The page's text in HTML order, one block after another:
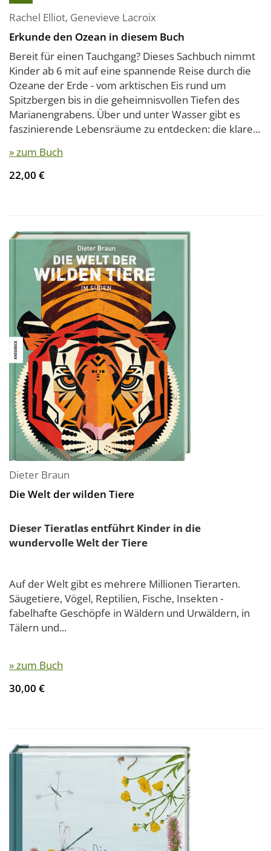
Rachel Elliot, Genevieve Lacroix
Erkunde den Ozean in diesem Buch
Bereit für einen Tauchgang? Dieses Sachbuch nimmt
Kinder ab 6 mit auf eine spannende Reise durch die
Ozeane der Erde - vom arktischen Eis rund um
Spitzbergen bis in die geheimnisvollen Tiefen des
Marianengrabens. Über und unter Wasser gibt es
faszinierende Lebensräume zu entdecken: die klare...
» zum Buch
22,00 €
Dieter Braun
Die Welt der wilden Tiere
Dieser Tieratlas entführt Kinder in die
wundervolle Welt der Tiere
Auf der Welt gibt es mehrere Millionen Tierarten.
Säugetiere, Vögel, Reptilien, Fische, Insekten -
fabelhafte Geschöpfe in Wäldern und Urwäldern, in
Tälern und...
» zum Buch
30,00 €